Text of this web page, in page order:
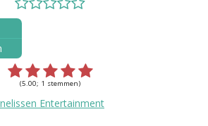
(5.00; 1 stemmen)
Entertainment